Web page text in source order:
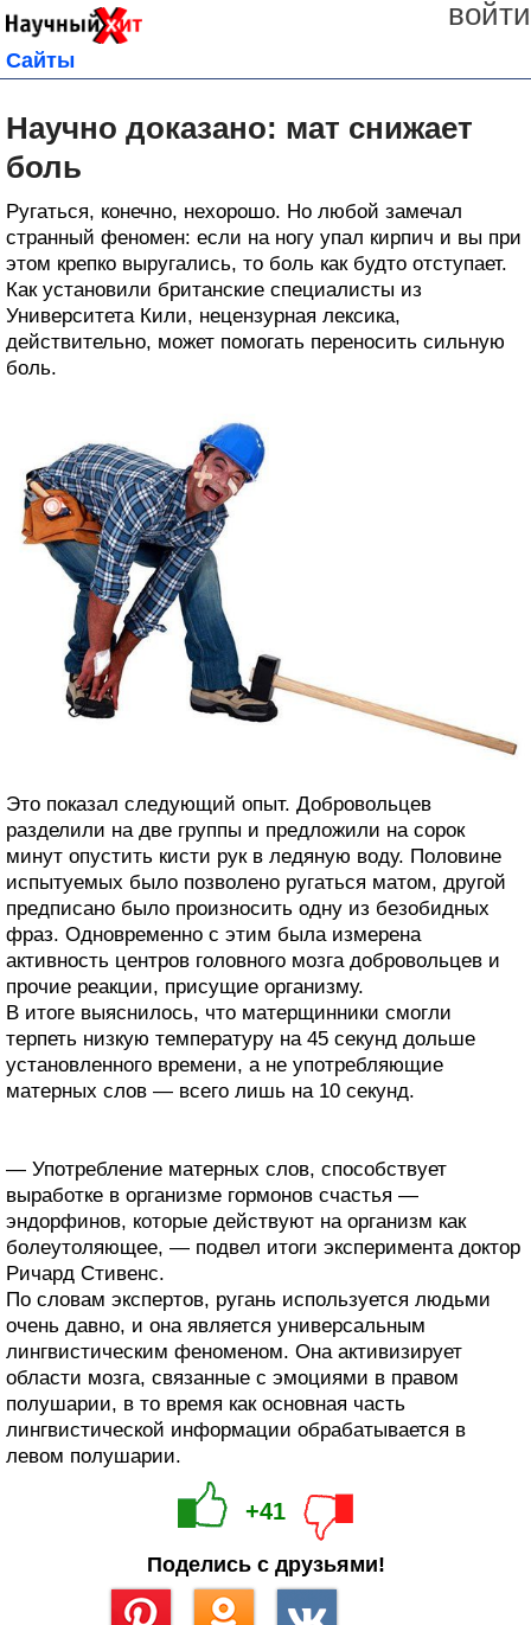
войти
Сайты
Научно доказано: мат снижает
боль
Ругаться, конечно, нехорошо. Но любой замечал
странный феномен: если на ногу упал кирпич и вы при
этом крепко выругались, то боль как будто отступает.
Как установили британские специалисты из
Университета Кили, нецензурная лексика,
действительно, может помогать переносить сильную
боль.
Это показал следующий опыт. Добровольцев
разделили на две группы и предложили на сорок
минут опустить кисти рук в ледяную воду. Половине
испытуемых было позволено ругаться матом, другой
предписано было произносить одну из безобидных
фраз. Одновременно с этим была измерена
активность центров головного мозга добровольцев и
прочие реакции, присущие организму.
В итоге выяснилось, что матерщинники смогли
терпеть низкую температуру на 45 секунд дольше
установленного времени, а не употребляющие
матерных слов — всего лишь на 10 секунд.
— Употребление матерных слов, способствует
выработке в организме гормонов счастья —
эндорфинов, которые действуют на организм как
болеутоляющее, — подвел итоги эксперимента доктор
Ричард Стивенс.
По словам экспертов, ругань используется людьми
очень давно, и она является универсальным
лингвистическим феноменом. Она активизирует
области мозга, связанные с эмоциями в правом
полушарии, в то время как основная часть
лингвистической информации обрабатывается в
левом полушарии.
+41
Поделись с друзьями!